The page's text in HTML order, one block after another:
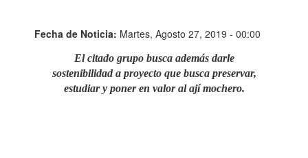
Fecha de Noticia: Martes, Agosto 27, 2019 - 00:00
El citado grupo busca además darle
sostenibilidad a proyecto que busca preservar,
estudiar y poner en valor al ají mochero.